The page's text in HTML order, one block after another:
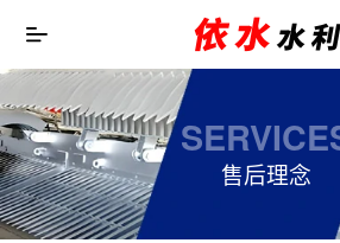
售后理念